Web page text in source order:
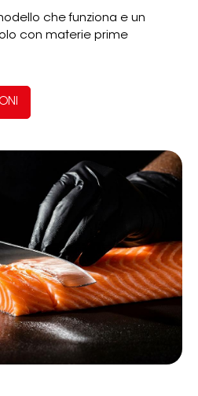
che funziona e un
con materie prime